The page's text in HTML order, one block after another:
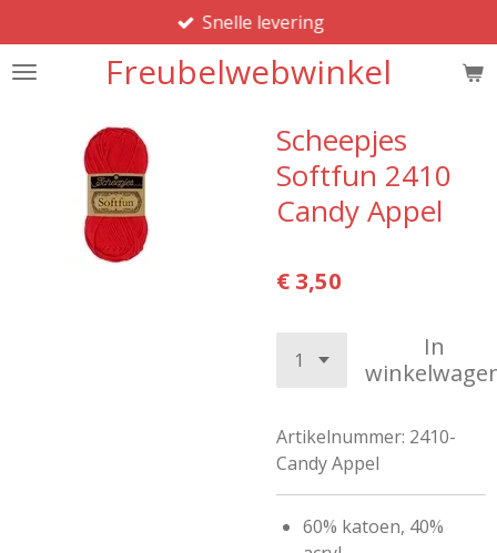
direct
naar
hoofdinhoud
Freubelwebwinkel
Snelle levering
Scheepjes
Softfun 2410
Candy Appel
€ 3,50
In
Artikelnummer: 2410-
Candy Appel
60% katoen, 40%